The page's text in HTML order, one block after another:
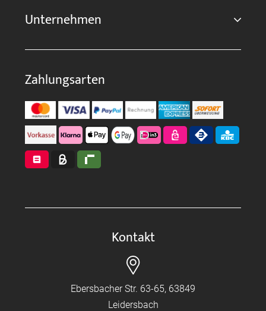
Unternehmen
Zahlungsarten
Kontakt
Ebersbacher Str. 63-65, 63849
Leidersbach